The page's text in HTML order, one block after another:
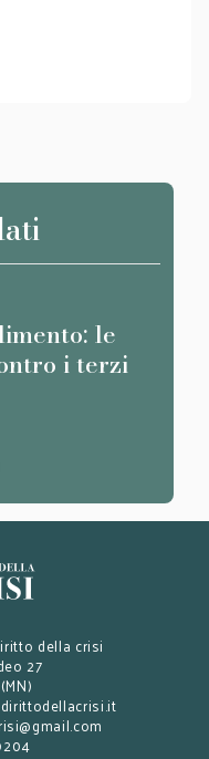
le
i terzi
della crisi
27